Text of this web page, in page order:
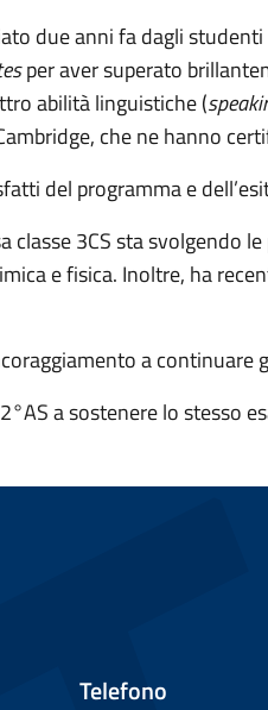
due anni fa dagli studenti
per aver superato
abilità linguistiche (
che ne hanno
del programma e
3CS sta svolgendo
e fisica. Inoltre, ha
a continuare
a sostenere lo stesso
Telefono